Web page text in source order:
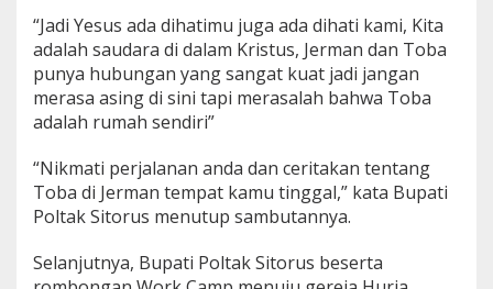
“Jadi Yesus ada dihatimu juga ada dihati kami, Kita
adalah saudara di dalam Kristus, Jerman dan Toba
punya hubungan yang sangat kuat jadi jangan
merasa asing di sini tapi merasalah bahwa Toba
adalah rumah sendiri”
“Nikmati perjalanan anda dan ceritakan tentang
Toba di Jerman tempat kamu tinggal,” kata Bupati
Poltak Sitorus menutup sambutannya.
Selanjutnya, Bupati Poltak Sitorus beserta